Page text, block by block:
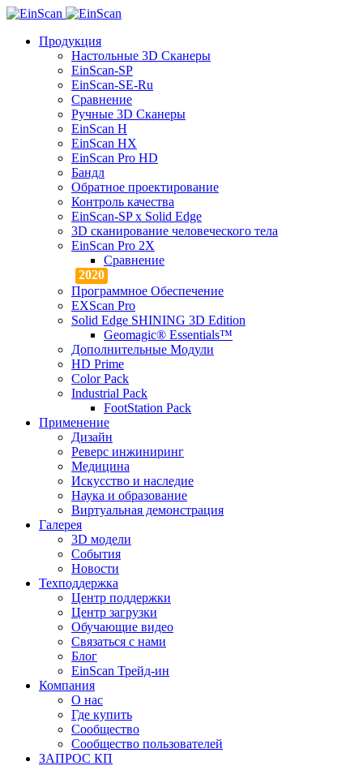
Продукция
Настольные 3D Сканеры
EinScan-SP
EinScan-SE-Ru
Сравнение
Ручные 3D Cканеры
EinScan H
EinScan HX
EinScan Pro HD
Бандл
Обратное проектирование
Контроль качества
EinScan-SP x Solid Edge
3D сканирование человеческого тела
EinScan Pro 2X
Сравнение
Программное Обеспечение
EXScan Pro
Solid Edge SHINING 3D Edition
Geomagic® Essentials™
Дополнительные Модули
HD Prime
Color Pack
Industrial Pack
FootStation Pack
Применение
Дизайн
Реверс инжиниринг
Медицина
Искусство и наследие
Наука и образование
Виртуальная демонстрация
Галерея
3D модели
События
Новости
Техподдержка
Центр поддержки
Центр загрузки
Обучающие видео
Связаться с нами
Блог
EinScan Трейд-ин
Компания
О нас
Где купить
Сообщество
Сообщество пользователей
ЗАПРОС КП